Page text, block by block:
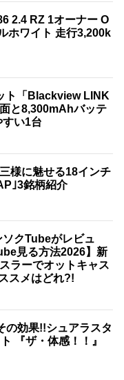
2.4 RZ 1オーナー O
ホワイト 走行3,200k
ト「Blackview LINK
と8,300mAhバッテ
すい1台
様に魅せる18インチ
｣3銘柄紹介
ソクTubeがレビュ
見る方法2026】新
ラーでオットキャス
スメはどれ?!
の効果!!シュアラスタ
『ザ・体感！！』